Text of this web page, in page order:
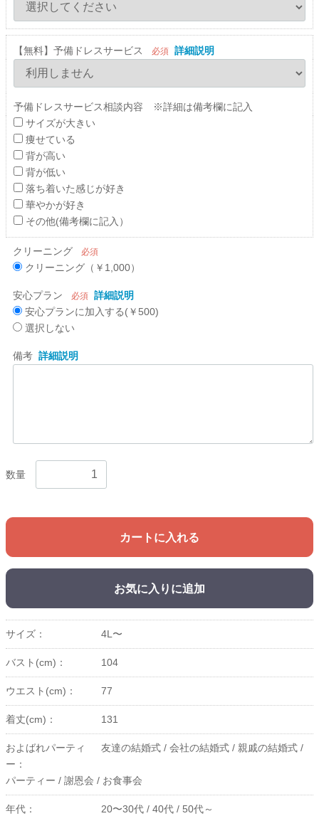
【無料】予備ドレスサービス 必須 詳細説明
予備ドレスサービス相談内容 ※詳細は備考欄に記入
サイズが大きい
痩せている
背が高い
背が低い
落ち着いた感じが好き
華やかが好き
その他(備考欄に記入）
クリーニング 必須
クリーニング（￥1,000）
安心プラン 必須 詳細説明
安心プランに加入する(￥500)
選択しない
備考 詳細説明
数量
カートに入れる
お気に入りに追加
サイズ： 4L〜
バスト(cm)： 104
ウエスト(cm)： 77
着丈(cm)： 131
およばれパーティ
ー：
友達の結婚式 / 会社の結婚式 / 親戚の結婚式 /
パーティー / 謝恩会 / お食事会
年代： 20〜30代 / 40代 / 50代～